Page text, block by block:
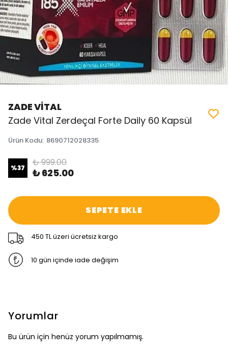
ZADE VİTAL
Zade Vital Zerdeçal Forte Daily 60 Kapsül
Ürün Kodu: 8690712028335
%37 ₺ 999.00
₺ 625.00
SEPETE EKLE
450 TL üzeri ücretsiz kargo
10 gün içinde iade değişim
Yorumlar
Bu ürün için henüz yorum yapılmamış.